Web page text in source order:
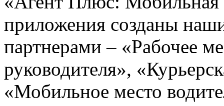
приложения созданы
партнерами – «Рабочее
руководителя»,
«Мобильное место